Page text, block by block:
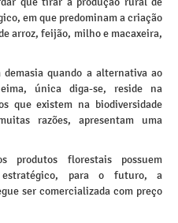
em que predominam a criação
arroz, feijão, milho e macaxeira,
quando a alternativa ao
única diga-se, reside na
que existem na biodiversidade
razões, apresentam uma
florestais possuem
estratégico, para o futuro, a
ser comercializada com preço